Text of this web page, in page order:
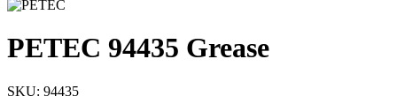
PETEC 94435 Grease
SKU: 94435